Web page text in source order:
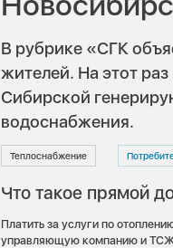
В рубрике «СГК
жителей. На этот
Сибирской
водоснабжения.
Теплоснабжение
Что такое прямой
Платить за услуги по
управляющую компанию и ТСЖ